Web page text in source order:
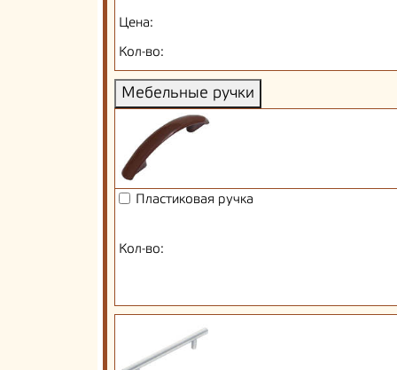
Цена:
Кол-во:
Мебельные ручки
Пластиковая ручка
Кол-во: